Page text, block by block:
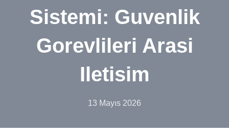
Sistemi: Guvenlik
Gorevlileri Arasi
Iletisim
13 Mayıs 2026